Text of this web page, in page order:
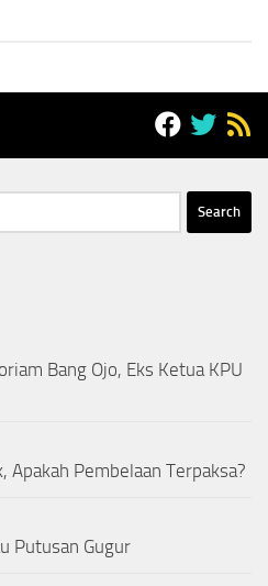
Bang Ojo, Eks Ketua KPU
Apakah Pembelaan Terpaksa?
Putusan Gugur